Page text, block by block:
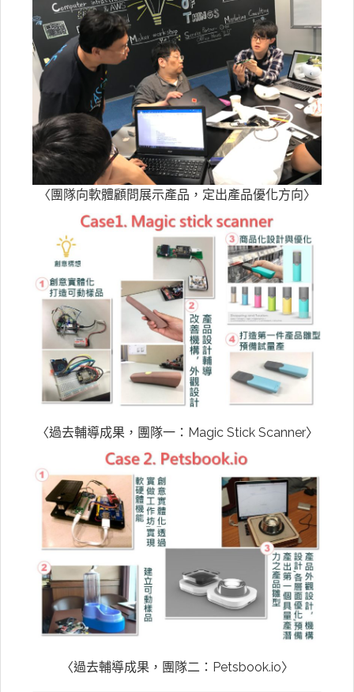
〈團隊向軟體顧問展示產品，定出產品優化方向〉
〈過去輔導成果，團隊一：Magic Stick Scanner〉
〈過去輔導成果，團隊二：Petsbook.io〉